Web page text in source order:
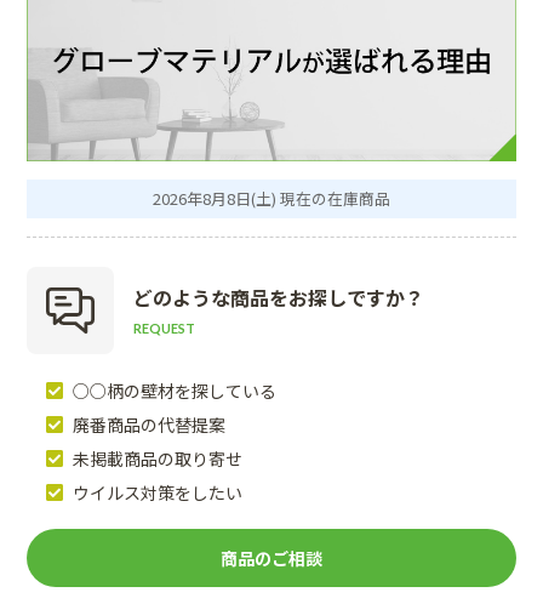
2026年8月8日(土) 現在の在庫商品
どのような商品をお探しですか？
REQUEST
○○柄の壁材を探している
廃番商品の代替提案
未掲載商品の取り寄せ
ウイルス対策をしたい
商品のご相談